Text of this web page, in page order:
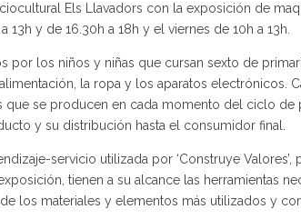
Els Llavadors con la exposición de
13h y de 16.30h a 18h y el viernes de 10h a 13h.
por los niños y niñas que cursan sexto de
la ropa y los aparatos electrónicos.
que se producen en cada momento del ciclo
y su distribución hasta el consumidor final.
servicio utilizada por ‘Construye Valores’,
tienen a su alcance las herramientas
los materiales y elementos más utilizados y